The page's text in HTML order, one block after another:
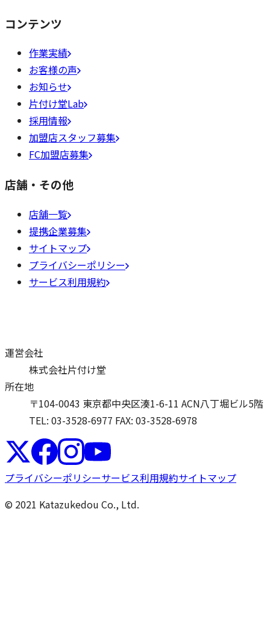
コンテンツ
作業実績
お客様の声
お知らせ
片付け堂Lab
採用情報
加盟店スタッフ募集
FC加盟店募集
店舗・その他
店舗一覧
提携企業募集
サイトマップ
プライバシーポリシー
サービス利用規約
運営会社
株式会社片付け堂
所在地
〒104-0043 東京都中央区湊1-6-11 ACN八丁堀ビル5階
TEL: 03-3528-6977 FAX: 03-3528-6978
プライバシーポリシーサービス利用規約サイトマップ
© 2021 Katazukedou Co., Ltd.